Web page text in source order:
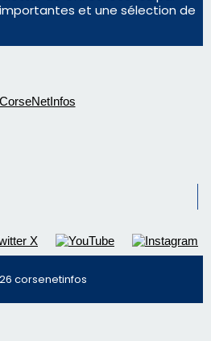
corsenetinfos